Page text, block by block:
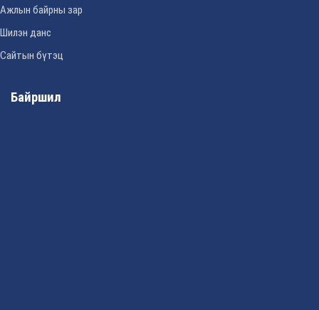
Ажлын байрны зар
Шилэн данс
Сайтын бүтэц
Байршил